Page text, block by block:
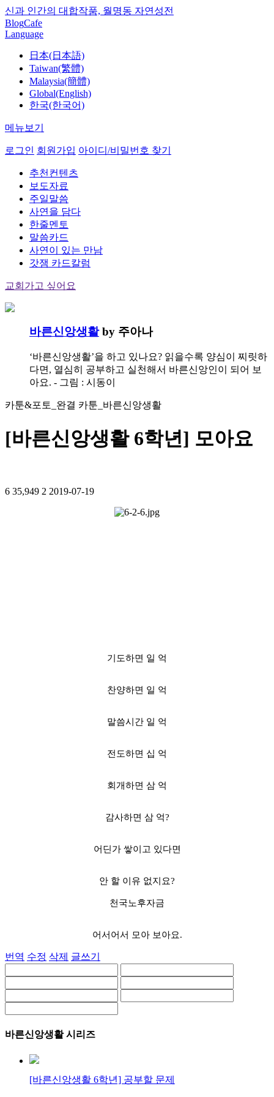
신과 인간의 대합작품, 월명동 자연성전
BlogCafe
Language
日本(日本語)
Taiwan(繁體)
Malaysia(簡體)
Global(English)
한국(한국어)
메뉴보기
로그인 회원가입 아이디/비밀번호 찾기
추천컨텐츠
보도자료
주일말씀
사연을 담다
한줄멘토
말씀카드
사연이 있는 만남
갓잼 카드칼럼
교회가고 싶어요
바른신앙생활 by 주아나
‘바른신앙생활’을 하고 있나요? 읽을수록 양심이 찌릿하
다면, 열심히 공부하고 실천해서 바른신앙인이 되어 보
아요. - 그림 : 시동이
카툰&포토_완결 카툰_바른신앙생활
[바른신앙생활 6학년] 모아요
6 35,949 2 2019-07-19
기도하면 일 억
찬양하면 일 억
말씀시간 일 억
전도하면 십 억
회개하면 삼 억
감사하면 삼 억?
어딘가 쌓이고 있다면
안 할 이유 없지요?
천국노후자금
어서어서 모아 보아요.
번역 수정 삭제 글쓰기
바른신앙생활 시리즈
[바른신앙생활 6학년] 공부할 문제